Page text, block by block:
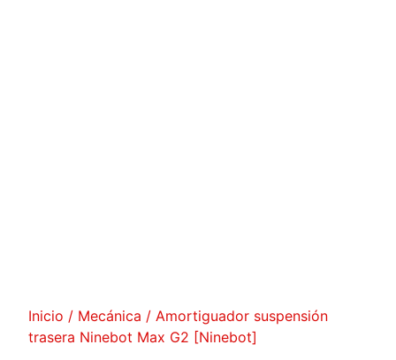
Inicio / Mecánica / Amortiguador suspensión
trasera Ninebot Max G2 [Ninebot]